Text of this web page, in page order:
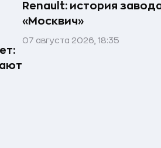
Renault: история
«Москвич»
07 августа 2026, 18:35